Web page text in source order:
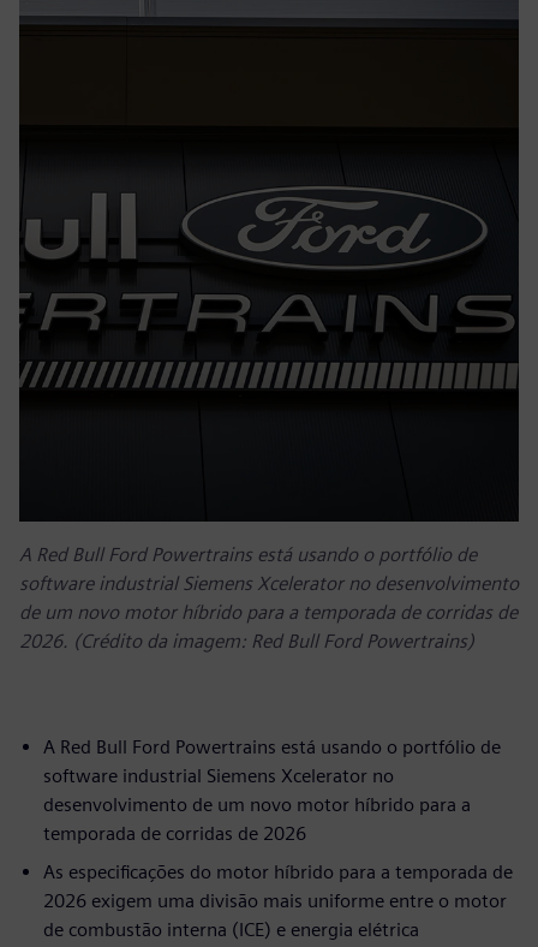
A Red Bull Ford Powertrains está usando o portfólio de
software industrial Siemens Xcelerator no desenvolvimento
de um novo motor híbrido para a temporada de corridas de
2026. (Crédito da imagem: Red Bull Ford Powertrains)
A Red Bull Ford Powertrains está usando o portfólio de
software industrial Siemens Xcelerator no
desenvolvimento de um novo motor híbrido para a
temporada de corridas de 2026
As especificações do motor híbrido para a temporada de
2026 exigem uma divisão mais uniforme entre o motor
de combustão interna (ICE) e energia elétrica